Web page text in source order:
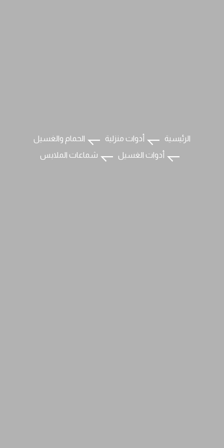
الرئيسية أدوات منزلية
الحمام والغسيل
أدوات الغسيل
شماعات الملابس